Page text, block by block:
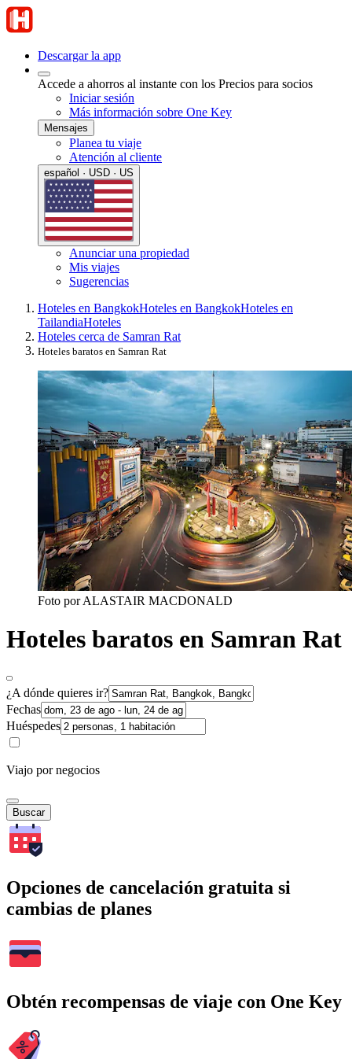
Descargar la app
Accede a ahorros al instante con los Precios para socios
Iniciar sesión
Más información sobre One Key
Mensajes
Planea tu viaje
Atención al cliente
español · USD · US
Anunciar una propiedad
Mis viajes
Sugerencias
Hoteles en BangkokHoteles en BangkokHoteles en
TailandiaHoteles
Hoteles cerca de Samran Rat
Hoteles baratos en Samran Rat
Foto por ALASTAIR MACDONALD
Hoteles baratos en Samran Rat
¿A dónde quieres ir?
Fechas
Huéspedes
Viajo por negocios
Buscar
Opciones de cancelación gratuita si
cambias de planes
Obtén recompensas de viaje con One Key